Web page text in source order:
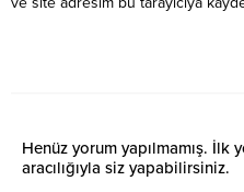
Henüz yorum yapılmamış. İlk
aracılığıyla siz yapabilirsiniz.